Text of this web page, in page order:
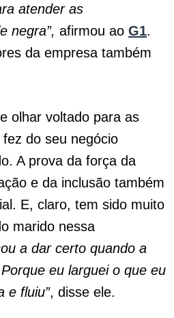
atender as
negra”, afirmou ao G1.
da empresa também
olhar voltado para as
do seu negócio
A prova da força da
e da inclusão também
E, claro, tem sido muito
marido nessa
a dar certo quando a
eu larguei o que eu
e fluiu”, disse ele.